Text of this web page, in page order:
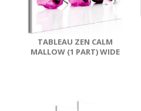
TABLEAU ZEN CALM
MALLOW (1 PART) WIDE